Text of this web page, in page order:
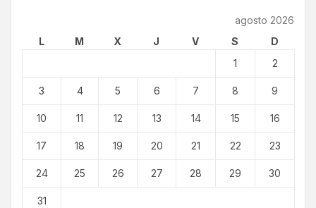
agosto 2026
L
M X J V S
D
1
2
3 4 5 6 7 8 9
10 11 12 13 14 15 16
17 18 19 20 21 22 23
24 25 26 27 28 29 30
31